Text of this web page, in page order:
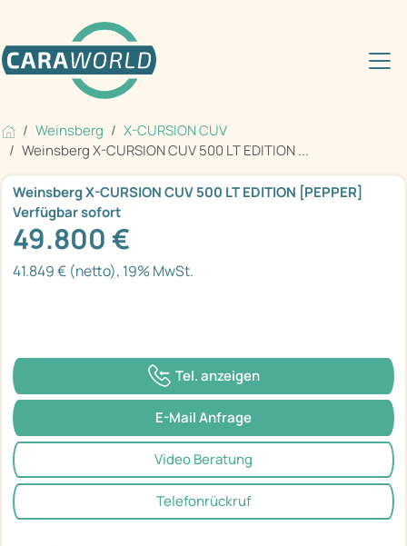
Weinsberg
X-CURSION CUV
Weinsberg X-CURSION CUV 500 LT EDITION ...
Weinsberg X-CURSION CUV 500 LT EDITION [PEPPER]
Verfügbar sofort
49.800 €
41.849 € (netto), 19% MwSt.
Tel. anzeigen
E-Mail Anfrage
Video Beratung
Telefonrückruf